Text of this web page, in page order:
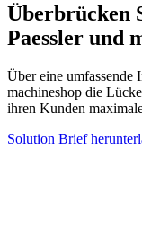
Überbrücken
Paessler und
Über eine umfassende
machineshop die
ihren Kunden
Solution Brief